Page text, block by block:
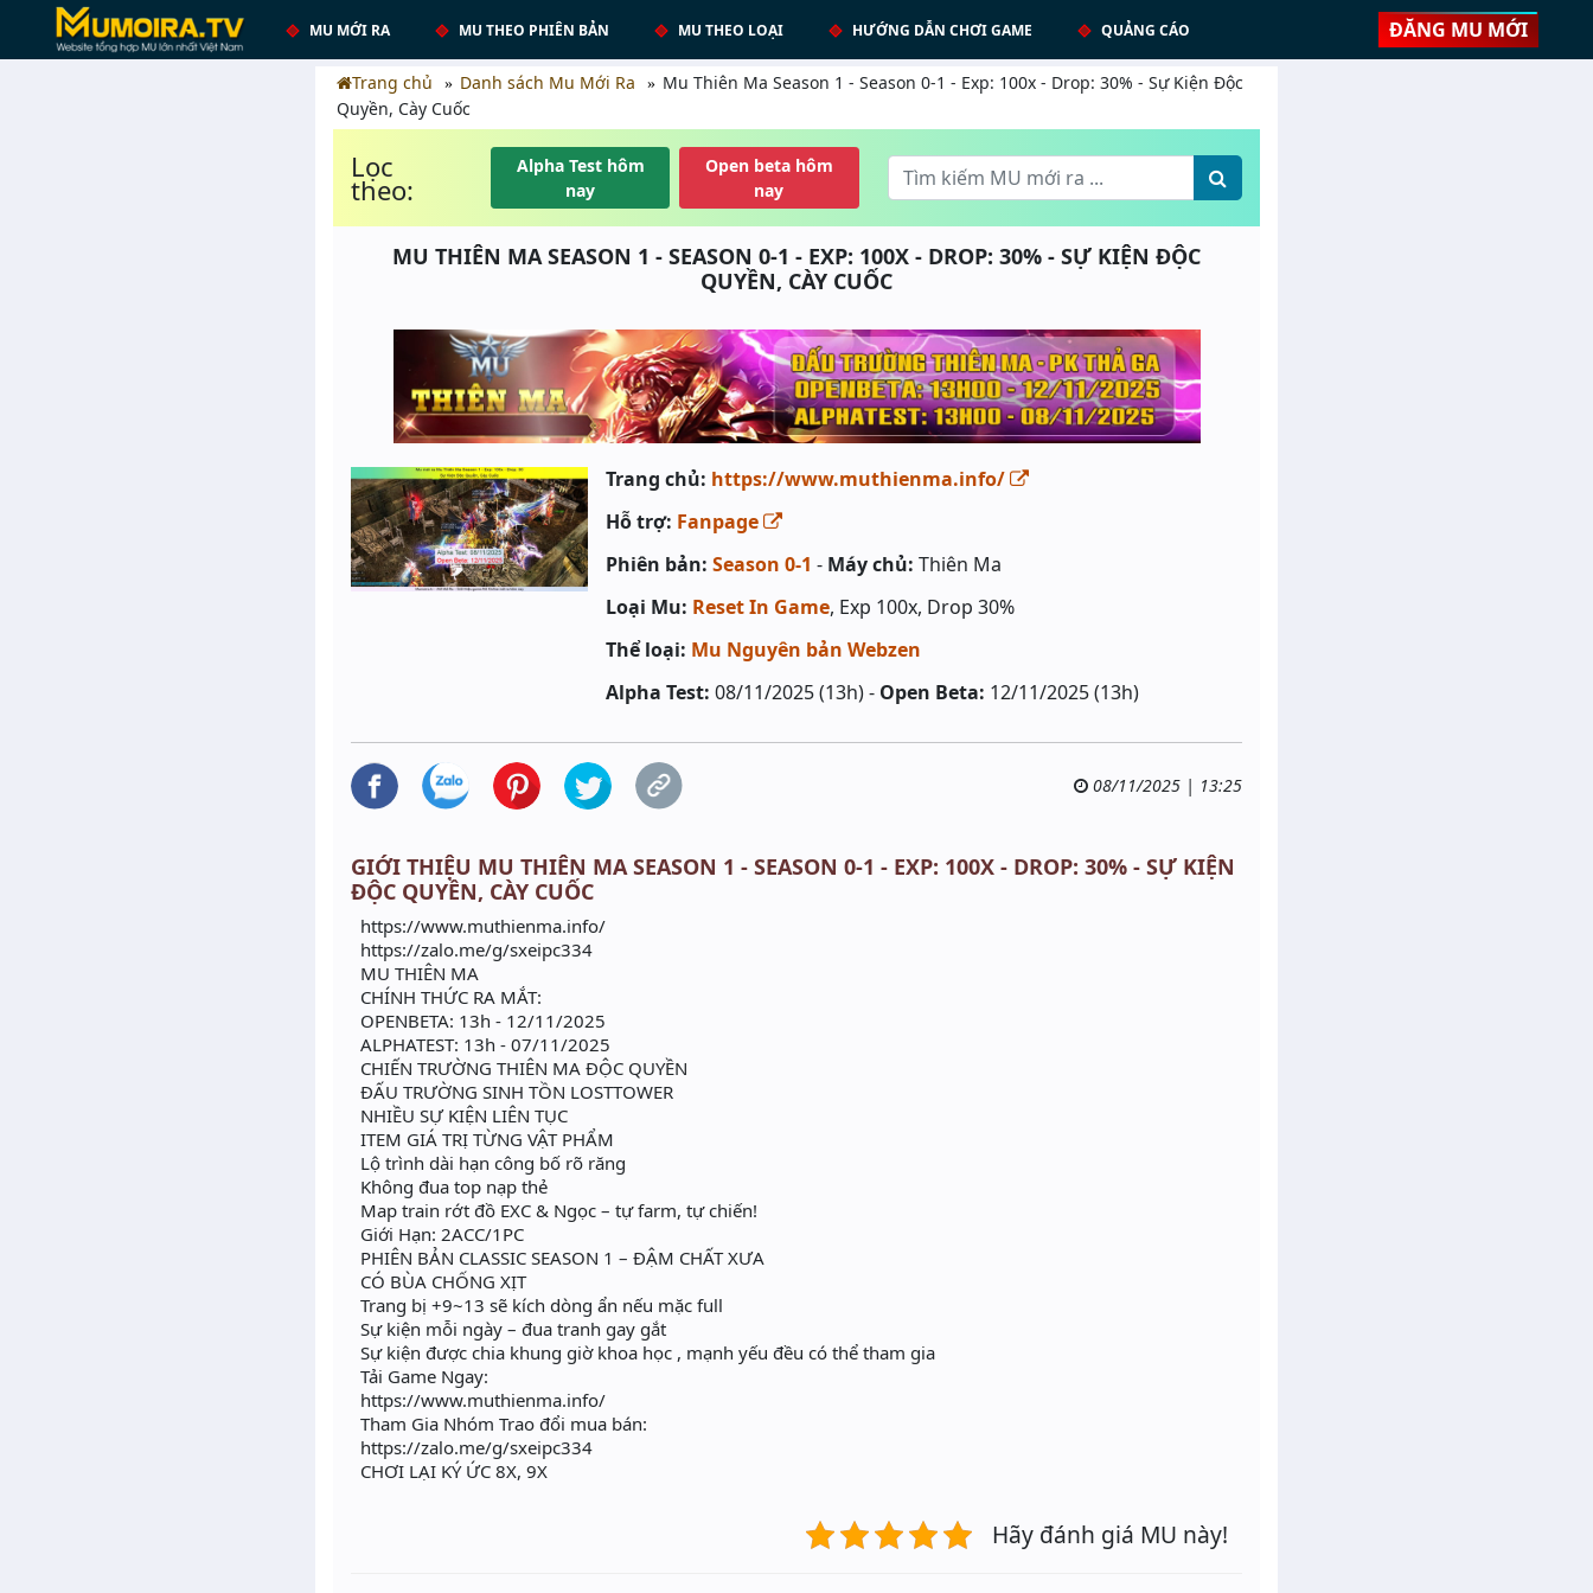
MU MỚI RA MU THEO PHIÊN BẢN MU THEO LOẠI HƯỚNG DẪN CHƠI GAME QUẢNG CÁO ĐĂNG MU MỚI
Trang chủ Danh sách Mu Mới Ra
Mu Thiên Ma Season 1 - Season 0-1 - Exp: 100x - Drop: 30% - Sự Kiện Độc
Quyền, Cày Cuốc
Lọc
theo:
Alpha Test hôm
nay
Open beta hôm
nay
MU THIÊN MA SEASON 1 - SEASON 0-1 - EXP: 100X - DROP: 30% - SỰ KIỆN ĐỘC
QUYỀN, CÀY CUỐC
Trang chủ: https://www.muthienma.info/
Hỗ trợ: Fanpage
Phiên bản: Season 0-1 - Máy chủ: Thiên Ma
Loại Mu: Reset In Game, Exp 100x, Drop 30%
Thể loại: Mu Nguyên bản Webzen
Alpha Test: 08/11/2025 (13h) - Open Beta: 12/11/2025 (13h)
08/11/2025 | 13:25
GIỚI THIỆU MU THIÊN MA SEASON 1 - SEASON 0-1 - EXP: 100X - DROP: 30% - SỰ KIỆN
ĐỘC QUYỀN, CÀY CUỐC
https://www.muthienma.info/
https://zalo.me/g/sxeipc334
MU THIÊN MA
CHÍNH THỨC RA MẮT:
OPENBETA: 13h - 12/11/2025
ALPHATEST: 13h - 07/11/2025
CHIẾN TRƯỜNG THIÊN MA ĐỘC QUYỀN
ĐẤU TRƯỜNG SINH TỒN LOSTTOWER
NHIỀU SỰ KIỆN LIÊN TỤC
ITEM GIÁ TRỊ TỪNG VẬT PHẨM
Lộ trình dài hạn công bố rõ răng
Không đua top nạp thẻ
Map train rớt đồ EXC & Ngọc – tự farm, tự chiến!
Giới Hạn: 2ACC/1PC
PHIÊN BẢN CLASSIC SEASON 1 – ĐẬM CHẤT XƯA
CÓ BÙA CHỐNG XỊT
Trang bị +9~13 sẽ kích dòng ẩn nếu mặc full
Sự kiện mỗi ngày – đua tranh gay gắt
Sự kiện được chia khung giờ khoa học , mạnh yếu đều có thể tham gia
Tải Game Ngay:
https://www.muthienma.info/
Tham Gia Nhóm Trao đổi mua bán:
https://zalo.me/g/sxeipc334
CHƠI LẠI KÝ ỨC 8X, 9X
Hãy đánh giá MU này!